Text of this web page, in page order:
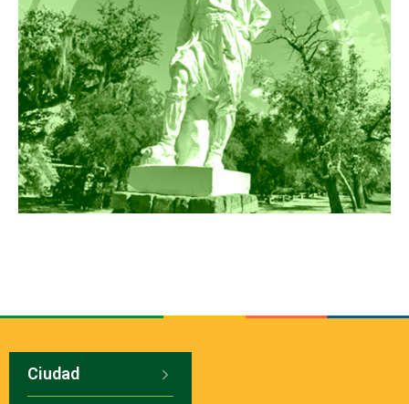
Ciudad